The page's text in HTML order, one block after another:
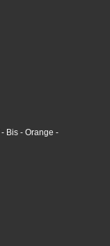
- Bis - Orange -